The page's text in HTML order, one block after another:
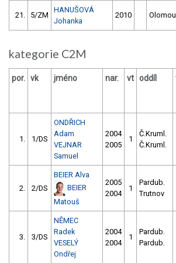
21. 5/ZM
HANUŠOVÁ
Johanka
2010
kategorie C2M
por. vk jméno nar. vt oddíl
1. 1/DS
ONDŘICH
Adam
VEJNAR
Samuel
2004
2005
1
Č.Kruml.
Č.Kruml.
2. 2/DS
BEIER Alva
BEIER
Matouš
2005
2004
1
Pardub.
Trutnov
3. 3/DS
NĚMEC
Radek
VESELÝ
Ondřej
2004
2004
1
Pardub.
Pardub.